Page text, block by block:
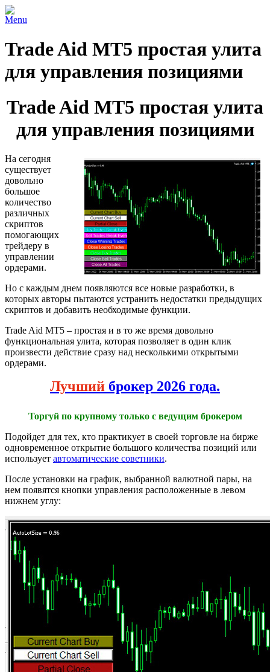
Menu
Trade Aid MT5 простая улита
для управления позициями
Trade Aid MT5 простая улита
для управления позициями
На сегодня
существует
довольно
большое
количество
различных
скриптов
помогающих
трейдеру в
управлении
ордерами.
Но с каждым днем появляются все новые разработки, в
которых авторы пытаются устранить недостатки предыдущих
скриптов и добавить необходимые функции.
Trade Aid MT5 – простая и в то же время довольно
функциональная улита, которая позволяет в один клик
произвести действие сразу над несколькими открытыми
ордерами.
Лучший брокер 2026 года.
Торгуй по крупному только с ведущим брокером
Подойдет для тех, кто практикует в своей торговле на бирже
одновременное открытие большого количества позиций или
использует автоматические советники.
После установки на график, выбранной валютной пары, на
нем появятся кнопки управления расположенные в левом
нижнем углу: